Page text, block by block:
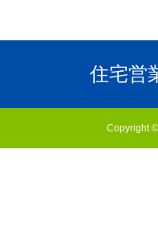
住宅営
Copyright ©